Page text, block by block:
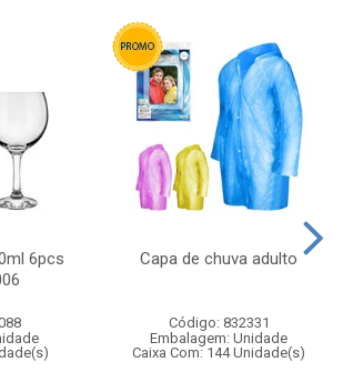
6pcs
Capa de chuva adulto
Código: 832331
Embalagem: Unidade
Caixa Com: 144 Unidade(s)